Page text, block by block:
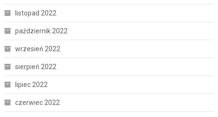
listopad 2022
październik 2022
wrzesień 2022
sierpień 2022
lipiec 2022
czerwiec 2022